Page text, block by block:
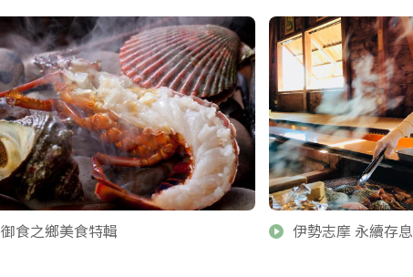
御食之鄉美食特輯 伊勢志摩 永續存息